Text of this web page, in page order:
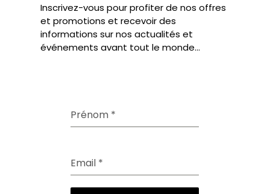
Inscrivez-vous pour profiter de nos offres
et promotions et recevoir des
informations sur nos actualités et
événements avant tout le monde...
Prénom *
Email *